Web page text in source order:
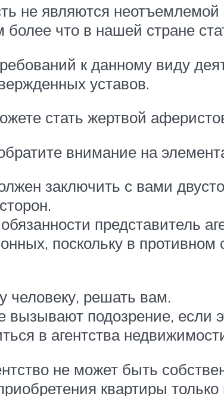
не являются
что в нашей стране
к данному виду
уставов.
стать жертвой
внимание на
заключить с вами
представитель
поскольку в
человеку, решать вам.
подозрение, если
в агентства
не может быть
квартиры